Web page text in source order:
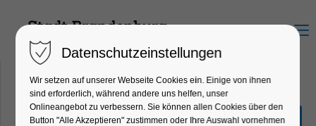
Menu
BBQ an der Schlossschänke
Datenschutzeinstellungen
Wir setzen auf unserer Webseite Cookies ein. Einige von ihnen
sind erforderlich, während andere uns helfen, unser
Onlineangebot zu verbessern. Sie können allen Cookies über den
Button "Alle Akzeptieren" zustimmen oder Ihre Auswahl vornehmen